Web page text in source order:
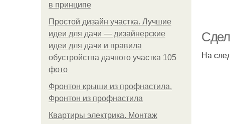
в принципе
Простой дизайн участка. Лучшие
идеи для дачи — дизайнерские
идеи для дачи и правила
обустройства дачного участка 105
фото
Фронтон крыши из профнастила.
Фронтон из профнастила
Квартиры электрика. Монтаж
На